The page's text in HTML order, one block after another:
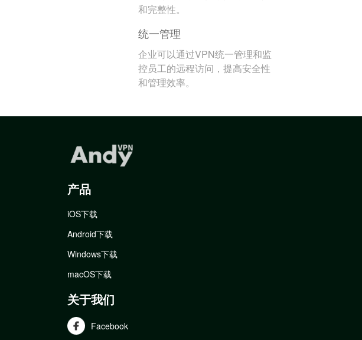
和完整性。
统一管理
企业可以通过VPN统一管理和监
控员工的远程访问，提高安全性
和管理效率。
产品
iOS下载
Android下载
Windows下载
macOS下载
关于我们
Facebook